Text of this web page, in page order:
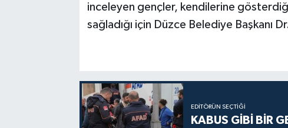
inceleyen gençler, kendilerine
sağladığı için Düzce Belediye Başkanı
EDITÖRÜN SEÇTIĞI
KABUS GİBİ BİR